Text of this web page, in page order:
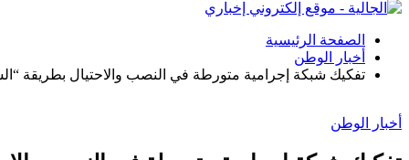
الصفحة الرئيسية
أخبار الوطن
تفكيك شبكة إجرامية متورطة في النصب والاحتيال بطريقة
أخبار الوطن